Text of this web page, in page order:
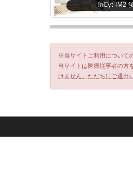
InCyt IM2
※当サイトご利用について
当サイトは医療従事者の方
けません。ただちにご退出